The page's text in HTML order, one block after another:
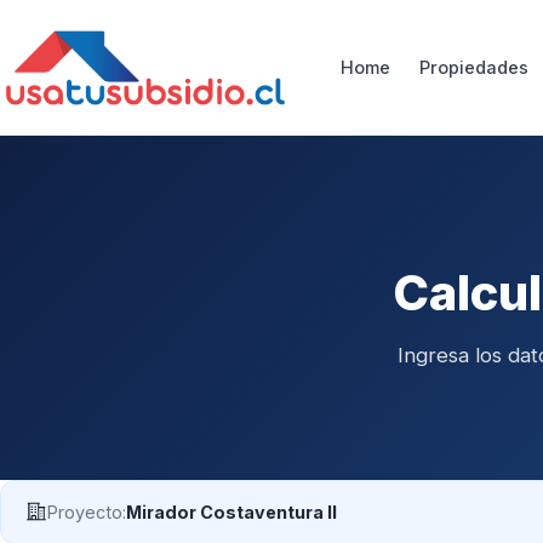
Home Propiedades
Ingresa los
Proyecto:Mirador Costaventura II